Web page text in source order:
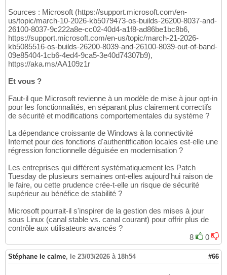
Sources : Microsoft (https://support.microsoft.com/en-
us/topic/march-10-2026-kb5079473-os-builds-26200-8037-and-
26100-8037-9c222a8e-cc02-40d4-a1f8-ad86be1bc8b6,
https://support.microsoft.com/en-us/topic/march-21-2026-
kb5085516-os-builds-26200-8039-and-26100-8039-out-of-band-
09e85404-1cb6-4ed4-9ca5-3e40d74307b9),
https://aka.ms/AA109z1r
Et vous ?
Faut-il que Microsoft revienne à un modèle de mise à jour opt-in
pour les fonctionnalités, en séparant plus clairement correctifs
de sécurité et modifications comportementales du système ?
La dépendance croissante de Windows à la connectivité
Internet pour des fonctions d'authentification locales est-elle une
régression fonctionnelle déguisée en modernisation ?
Les entreprises qui différent systématiquement les Patch
Tuesday de plusieurs semaines ont-elles aujourd'hui raison de
le faire, ou cette prudence crée-t-elle un risque de sécurité
supérieur au bénéfice de stabilité ?
Microsoft pourrait-il s'inspirer de la gestion des mises à jour
sous Linux (canal stable vs. canal courant) pour offrir plus de
contrôle aux utilisateurs avancés ?
8
0
Stéphane le calme, le 23/03/2026 à 18h54 #66